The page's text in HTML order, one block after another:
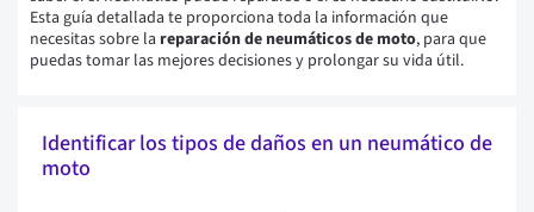
Esta guía detallada te proporciona toda la información que
necesitas sobre la reparación de neumáticos de moto, para que
puedas tomar las mejores decisiones y prolongar su vida útil.
Identificar los tipos de daños en un neumático de
moto